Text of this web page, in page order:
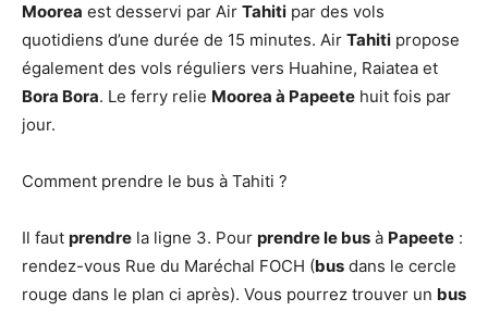
Moorea est desservi par Air Tahiti par des vols
quotidiens d’une durée de 15 minutes. Air Tahiti propose
également des vols réguliers vers Huahine, Raiatea et
Bora Bora. Le ferry relie Moorea à Papeete huit fois par
jour.
Comment prendre le bus à Tahiti ?
Il faut prendre la ligne 3. Pour prendre le bus à Papeete :
rendez-vous Rue du Maréchal FOCH (bus dans le cercle
rouge dans le plan ci après). Vous pourrez trouver un bus